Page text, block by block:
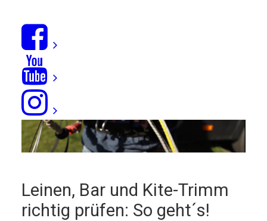
Leinen, Bar und Kite-Trimm
richtig prüfen: So geht´s!